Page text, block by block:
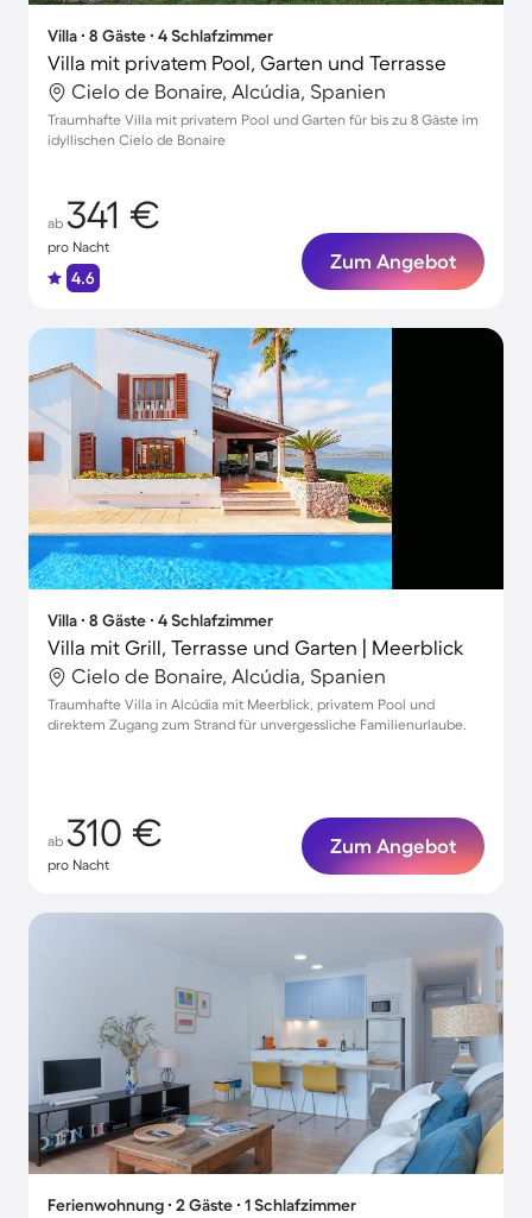
Villa ∙ 8 Gäste ∙ 4 Schlafzimmer
Villa mit privatem Pool, Garten und Terrasse
Cielo de Bonaire, Alcúdia, Spanien
Traumhafte Villa mit privatem Pool und Garten für bis zu 8 Gäste im
idyllischen Cielo de Bonaire
ab 341 €
pro Nacht
4.6
Zum Angebot
Villa ∙ 8 Gäste ∙ 4 Schlafzimmer
Villa mit Grill, Terrasse und Garten | Meerblick
Cielo de Bonaire, Alcúdia, Spanien
Traumhafte Villa in Alcúdia mit Meerblick, privatem Pool und
direktem Zugang zum Strand für unvergessliche Familienurlaube.
ab 310 €
pro Nacht
Zum Angebot
Ferienwohnung ∙ 2 Gäste ∙ 1 Schlafzimmer